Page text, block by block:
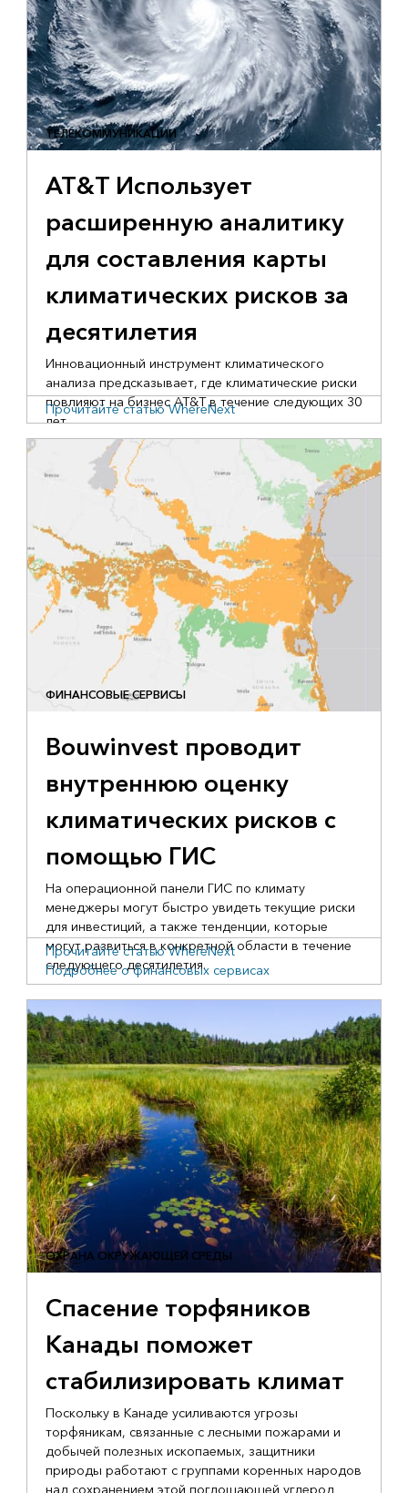
ТЕЛЕКОММУНИКАЦИИ
AT&T Использует
расширенную аналитику
для составления карты
климатических рисков за
десятилетия
Инновационный инструмент климатического
анализа предсказывает, где климатические риски
повлияют на бизнес AT&T в течение следующих 30
лет.
Прочитайте статью WhereNext
ФИНАНСОВЫЕ СЕРВИСЫ
Bouwinvest проводит
внутреннюю оценку
климатических рисков с
помощью ГИС
На операционной панели ГИС по климату
менеджеры могут быстро увидеть текущие риски
для инвестиций, а также тенденции, которые
могут развиться в конкретной области в течение
следующего десятилетия.
Прочитайте статью WhereNext
Подробнее о финансовых сервисах
ОХРАНА ОКРУЖАЮЩЕЙ СРЕДЫ
Спасение торфяников
Канады поможет
стабилизировать климат
Поскольку в Канаде усиливаются угрозы
торфяникам, связанные с лесными пожарами и
добычей полезных ископаемых, защитники
природы работают с группами коренных народов